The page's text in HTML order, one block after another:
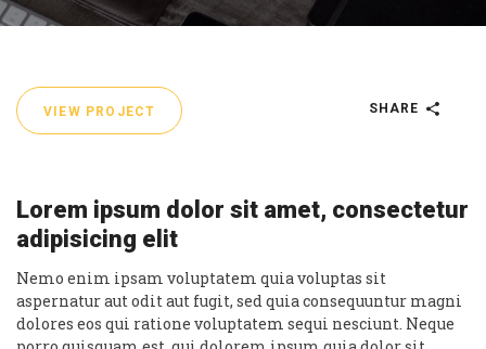
VIEW PROJECT SHARE
Lorem ipsum dolor sit amet, consectetur
adipisicing elit
Nemo enim ipsam voluptatem quia voluptas sit
aspernatur aut odit aut fugit, sed quia consequuntur magni
dolores eos qui ratione voluptatem sequi nesciunt. Neque